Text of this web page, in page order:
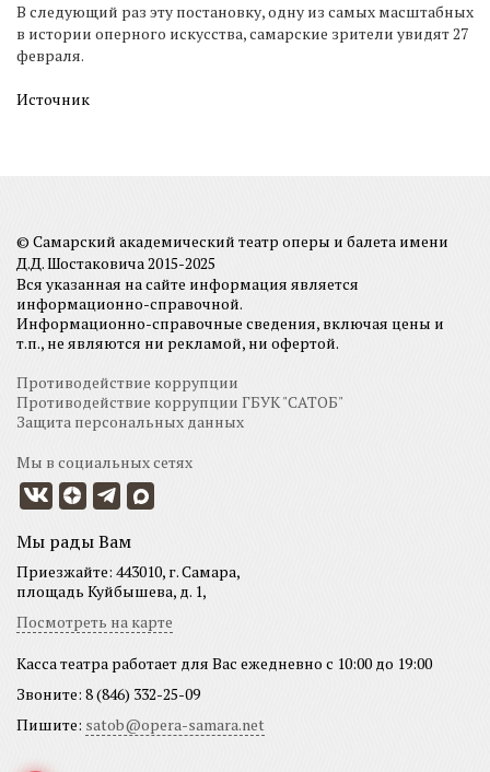
В следующий раз эту постановку, одну из самых масштабных
в истории оперного искусства, самарские зрители увидят 27
февраля.
Источник
© Самарский академический театр оперы и балета имени
Д.Д. Шостаковича 2015-2025
Вся указанная на сайте информация является
информационно-справочной.
Информационно-справочные сведения, включая цены и
т.п., не являются ни рекламой, ни офертой.
Противодействие коррупции
Противодействие коррупции ГБУК "САТОБ"
Защита персональных данных
Мы в социальных сетях
Мы рады Вам
Приезжайте: 443010, г. Самара,
площадь Куйбышева, д. 1,
Посмотреть на карте
Касса театра работает для Вас ежедневно с 10:00 до 19:00
Звоните: 8 (846) 332-25-09
Пишите: satob@opera-samara.net